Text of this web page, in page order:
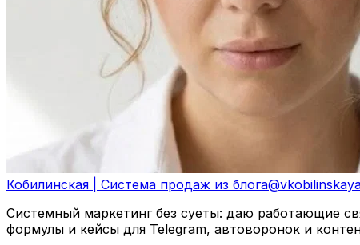
Кобилинская | Система продаж из блога@
Системный маркетинг без суеты: даю работающие
формулы и кейсы для Telegram, автоворонок и